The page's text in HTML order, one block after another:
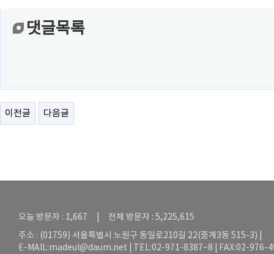
댓글목록
이전글 다음글
오늘 방문자 : 1,667 | 전체 방문자 : 5,225,615
주소 : (01759) 서울특별시 노원구 동일로210길 22(중계3동 515-3) |
E-MAIL:madeul@daum.net | TEL:02-971-8387~8 | FAX:02-976-